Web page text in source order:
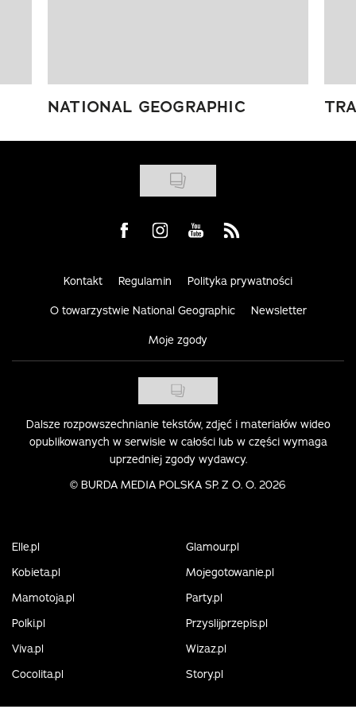
NATIONAL GEOGRAPHIC
Visit us on Facebook
Visit us on Instagram
Visit us on Youtube
Visit us on Rss
Kontakt Regulamin Polityka prywatności
O towarzystwie National Geographic Newsletter
Moje zgody
Dalsze rozpowszechnianie tekstów, zdjęć i materiałów wideo
opublikowanych w serwisie w całości lub w części wymaga
uprzedniej zgody wydawcy.
© BURDA MEDIA POLSKA SP. Z O. O. 2026
Elle.pl
Glamour.pl
Kobieta.pl
Mojegotowanie.pl
Mamotoja.pl
Party.pl
Polki.pl
Przyslijprzepis.pl
Viva.pl
Wizaz.pl
Cocolita.pl
Story.pl